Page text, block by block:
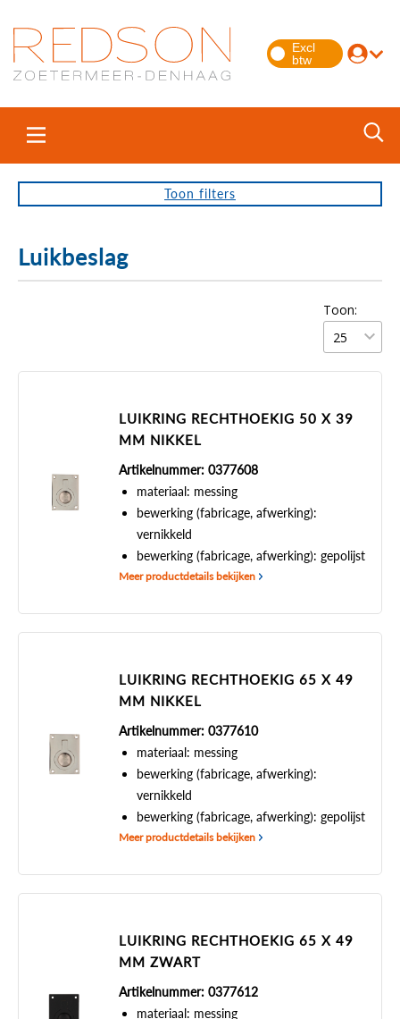
Toon filters
Luikbeslag
Toon:
LUIKRING RECHTHOEKIG 50 X 39
MM NIKKEL
Artikelnummer: 0377608
materiaal: messing
bewerking (fabricage, afwerking):
vernikkeld
bewerking (fabricage, afwerking): gepolijst
Meer productdetails bekijken
LUIKRING RECHTHOEKIG 65 X 49
MM NIKKEL
Artikelnummer: 0377610
materiaal: messing
bewerking (fabricage, afwerking):
vernikkeld
bewerking (fabricage, afwerking): gepolijst
Meer productdetails bekijken
LUIKRING RECHTHOEKIG 65 X 49
MM ZWART
Artikelnummer: 0377612
materiaal: messing